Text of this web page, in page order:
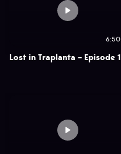
6:50
Lost in Traplanta – Episode 1